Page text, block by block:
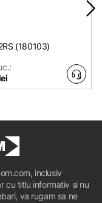
(180103)
inclusiv
cu titlu informativ si nu
va rugam sa ne